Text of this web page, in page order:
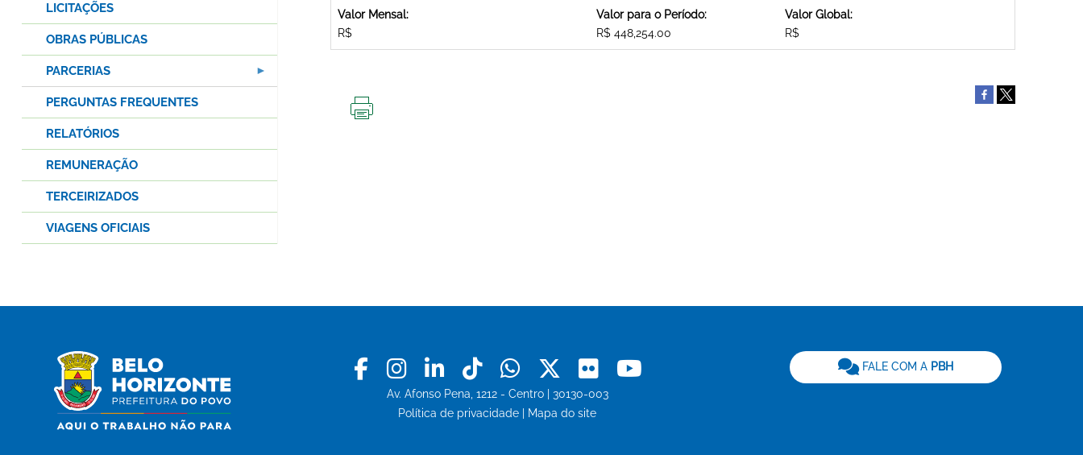
Valor Mensal:
R$
Valor para o Período:
R$ 448,254.00
Valor Global:
R$
LICITAÇÕES
OBRAS PÚBLICAS
PARCERIAS
PERGUNTAS FREQUENTES
RELATÓRIOS
REMUNERAÇÃO
TERCEIRIZADOS
VIAGENS OFICIAIS
Facebook
Instagram
LinkedinTiktokWhatsapp
X Flickr
Av. Afonso Pena, 1212 - Centro | 30130-003
Política de privacidade
Mapa do site
FALE COM A PBH